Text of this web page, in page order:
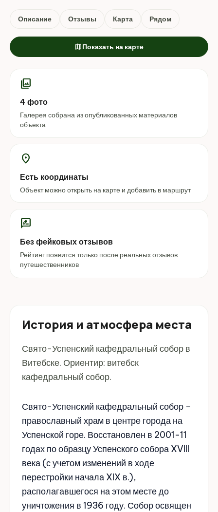
Описание Отзывы Карта Рядом
mapПоказать на карте
photo_library
4 фото
Галерея собрана из опубликованных материалов
объекта
location_on
Есть координаты
Объект можно открыть на карте и добавить в маршрут
rate_review
Без фейковых отзывов
Рейтинг появится только после реальных отзывов
путешественников
История и атмосфера места
Свято-Успенский кафедральный собор в
Витебске. Ориентир: витебск
кафедральный собор.
Свято-Успенский кафедральный собор –
православный храм в центре города на
Успенской горе. Восстановлен в 2001-11
годах по образцу Успенского собора XVIII
века (с учетом изменений в ходе
перестройки начала XIX в.),
располагавшегося на этом месте до
уничтожения в 1936 году. Собор освящен